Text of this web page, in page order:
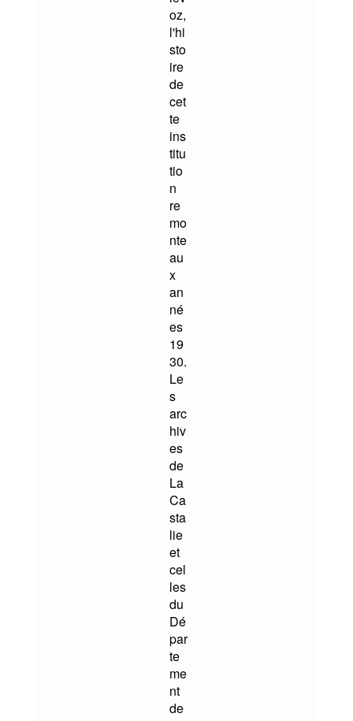
oz,
l'hi
sto
ire
de
cet
te
ins
titu
tio
n
re
mo
nte
au
x
an
né
es
19
30.
Le
s
arc
hiv
es
de
La
Ca
sta
lie
et
cel
les
du
Dé
par
te
me
nt
de